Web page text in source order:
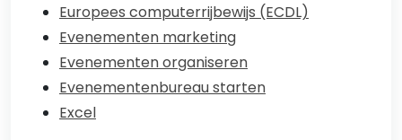
Europees computerrijbewijs (ECDL)
Evenementen marketing
Evenementen organiseren
Evenementenbureau starten
Excel